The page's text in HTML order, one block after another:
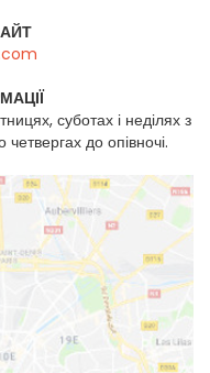
суботах і неділях з
до опівночі.